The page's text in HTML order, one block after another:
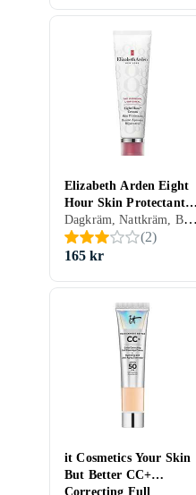
Elizabeth Arden Eight
Hour Skin Protectant
Cream 50ml
Dagkräm, Nattkräm, BB-cream, CC-cream, Dagkräm med SPF, Dam, Mjukgörande, Uppfriskande/Kylande, Återfuktande, Lyster, Motverkar rynkor, Regenererande, Närande, Lugnande, Normal, Torr, Alla, Känslig, Mogen
(2)
165 kr
it Cosmetics Your Skin
But Better CC+
Correcting Full